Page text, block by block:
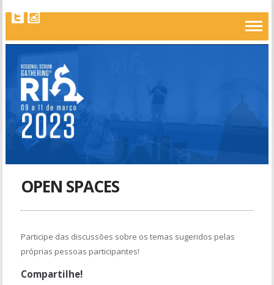
OPEN SPACES
Participe das discussões sobre os temas sugeridos pelas
próprias pessoas participantes!
Compartilhe!